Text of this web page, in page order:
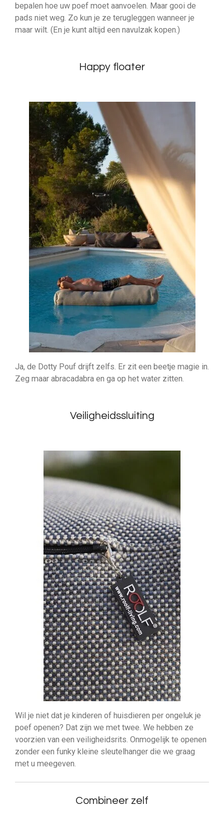
bepalen hoe uw poef moet aanvoelen. Maar gooi de
pads niet weg. Zo kun je ze terugleggen wanneer je
maar wilt. (En je kunt altijd een navulzak kopen.)
Happy floater
Ja, de Dotty Pouf drijft zelfs. Er zit een beetje magie in.
Zeg maar abracadabra en ga op het water zitten.
Veiligheidssluiting
Wil je niet dat je kinderen of huisdieren per ongeluk je
poef openen? Dat zijn we met twee. We hebben ze
voorzien van een veiligheidsrits. Onmogelijk te openen
zonder een funky kleine sleutelhanger die we graag
met u meegeven.
Combineer zelf